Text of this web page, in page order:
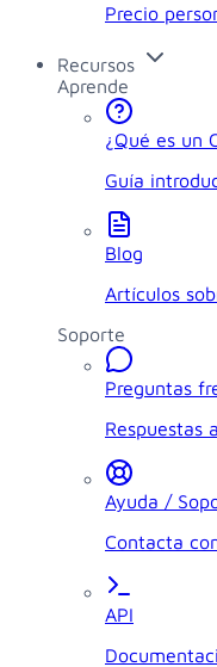
Precio
Recursos
Aprende
¿Qué es un
Guía
Blog
Artículos
Soporte
Preguntas
Respuestas
Ayuda /
Contacta
API